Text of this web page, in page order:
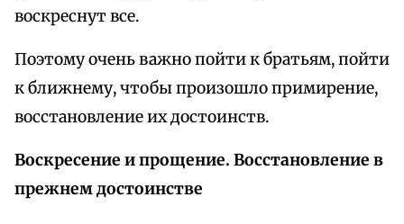
воскреснут все.
Поэтому очень важно пойти к братьям, пойти
к ближнему, чтобы произошло примирение,
восстановление их достоинств.
Воскресение и прощение. Восстановление в
прежнем достоинстве